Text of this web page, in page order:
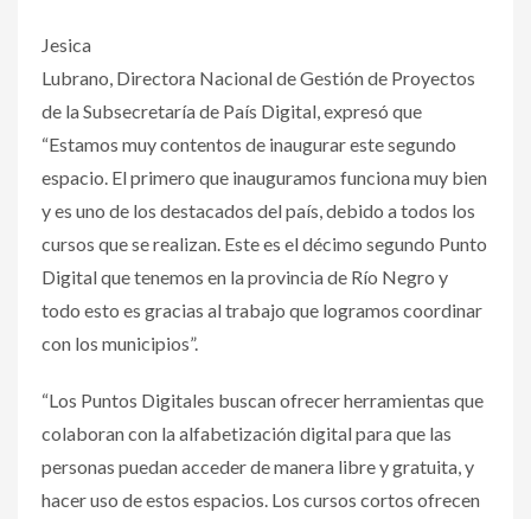
Jesica
Lubrano, Directora Nacional de Gestión de Proyectos
de la Subsecretaría de País Digital, expresó que
“Estamos muy contentos de inaugurar este segundo
espacio. El primero que inauguramos funciona muy bien
y es uno de los destacados del país, debido a todos los
cursos que se realizan. Este es el décimo segundo Punto
Digital que tenemos en la provincia de Río Negro y
todo esto es gracias al trabajo que logramos coordinar
con los municipios”.
“Los Puntos Digitales buscan ofrecer herramientas que
colaboran con la alfabetización digital para que las
personas puedan acceder de manera libre y gratuita, y
hacer uso de estos espacios. Los cursos cortos ofrecen